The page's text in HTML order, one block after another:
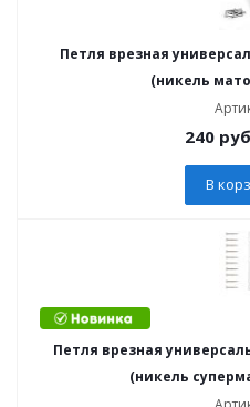
Петля врезная
(никель
240
В
Петля врезная
(никель